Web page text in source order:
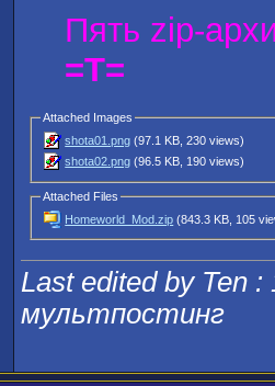
Пять zip-
=T=
Attached Images
shota01.png (97.1 KB, 230 views)
shota02.png (96.5 KB, 190 views)
Attached Files
Homeworld_Mod.zip (843.3 KB, 105
Last edited by Ten
мультпостинг